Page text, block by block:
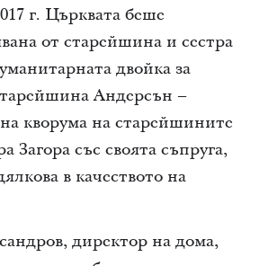
г. Църквата беше
от старейшина и сестра
двойка за
Андерсън –
кворума на старейшините
Загора със своята съпруга,
в качеството на
директор на дома,